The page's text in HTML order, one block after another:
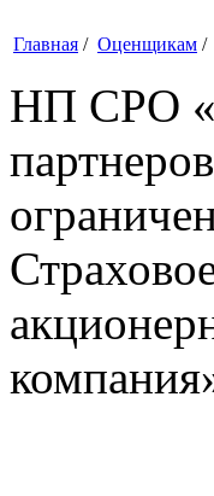
Главная / Оценщикам /
НП СРО